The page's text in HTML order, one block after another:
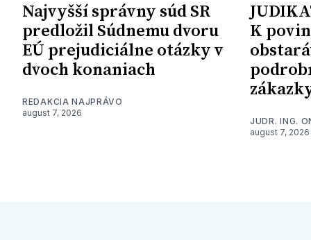
Najvyšší správny súd SR
predložil Súdnemu dvoru
EÚ prejudiciálne otázky v
dvoch konaniach
REDAKCIA NAJPRÁVO
august 7, 2026
K
JUDR. ING.
august 7, 2026